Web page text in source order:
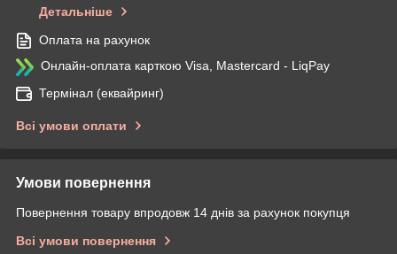
Детальніше
Оплата на рахунок
Онлайн-оплата карткою Visa, Mastercard - LiqPay
Термінал (еквайринг)
Всі умови оплати
Умови повернення
Повернення товару впродовж 14 днів за рахунок покупця
Всі умови повернення